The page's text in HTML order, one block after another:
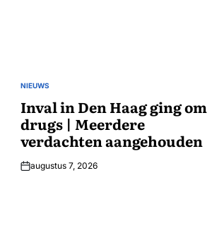
GEPLAATST
NIEUWS
Inval in Den Haag ging om
drugs | Meerdere
verdachten aangehouden
augustus 7, 2026